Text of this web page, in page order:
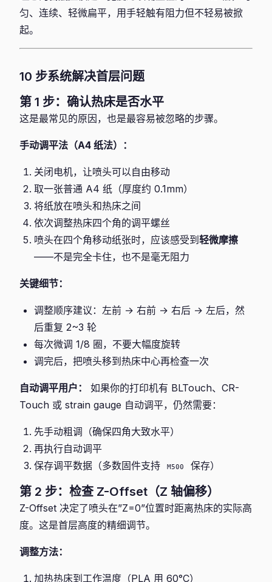
匀、连续、轻微扁平，用手轻触有阻力但不轻易被掀
起。
10 步系统解决首层问题
第 1 步：确认热床是否水平
这是最常见的原因，也是最容易被忽略的步骤。
手动调平法（A4 纸法）：
关闭电机，让喷头可以自由移动
取一张普通 A4 纸（厚度约 0.1mm）
将纸放在喷头和热床之间
依次调整热床四个角的调平螺丝
喷头在四个角移动纸张时，应该感受到 轻微摩擦
——不是完全卡住，也不是毫无阻力
关键细节：
调整顺序建议：左前 → 右前 → 右后 → 左后，然
后重复 2~3 轮
每次微调 1/8 圈，不要大幅度旋转
调完后，把喷头移到热床中心再检查一次
自动调平用户：
如果你的打印机有 BLTouch、CR-
Touch 或 strain gauge 自动调平，仍然需要：
先手动粗调（确保四角大致水平）
再执行自动调平
保存调平数据（多数固件支持
M500 保存）
第 2 步：检查 Z-Offset（Z 轴偏移）
Z-Offset 决定了喷头在”Z=0”位置时距离热床的实际高
度。这是首层高度的精细调节。
调整方法：
加热热床到工作温度（PLA 用 60°C）